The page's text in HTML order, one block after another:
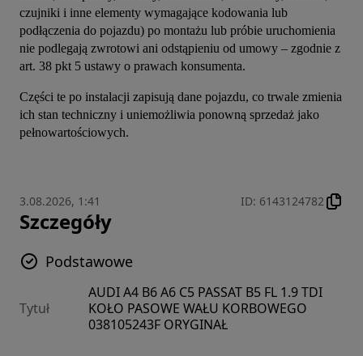
czujniki i inne elementy wymagające kodowania lub
podłączenia do pojazdu) po montażu lub próbie uruchomienia
nie podlegają zwrotowi ani odstąpieniu od umowy – zgodnie z
art. 38 pkt 5 ustawy o prawach konsumenta.
Części te po instalacji zapisują dane pojazdu, co trwale zmienia
ich stan techniczny i uniemożliwia ponowną sprzedaż jako
pełnowartościowych.
3.08.2026, 1:41 ID: 6143124782
Szczegóły
Podstawowe
Tytuł
AUDI A4 B6 A6 C5 PASSAT B5 FL 1.9 TDI
KOŁO PASOWE WAŁU KORBOWEGO
038105243F ORYGINAŁ